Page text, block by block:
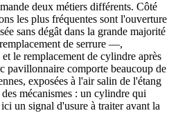
deux métiers différents. Côté
les plus fréquentes sont l'ouverture
sans dégât dans la grande majorité
de serrure —,
le remplacement de cylindre après
pavillonnaire comporte beaucoup de
exposées à l'air salin de l'étang
mécanismes : un cylindre qui
un signal d'usure à traiter avant la